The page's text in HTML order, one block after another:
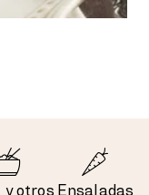
y otros Ensaladas